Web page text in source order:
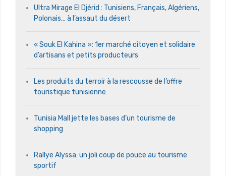
Ultra Mirage El Djérid : Tunisiens, Français, Algériens,
Polonais… à l’assaut du désert
« Souk El Kahina »: 1er marché citoyen et solidaire
d’artisans et petits producteurs
Les produits du terroir à la rescousse de l’offre
touristique tunisienne
Tunisia Mall jette les bases d’un tourisme de
shopping
Rallye Alyssa: un joli coup de pouce au tourisme
sportif